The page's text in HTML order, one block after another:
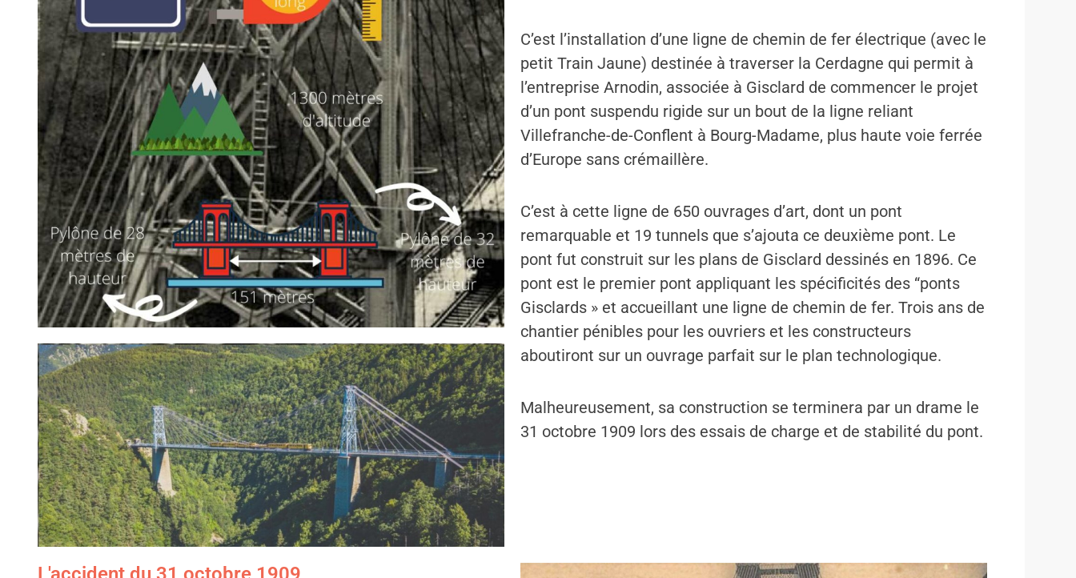
C’est l’installation d’une ligne de chemin de fer électrique (avec le
petit Train Jaune) destinée à traverser la Cerdagne qui permit à
l’entreprise Arnodin, associée à Gisclard de commencer le projet
d’un pont suspendu rigide sur un bout de la ligne reliant
Villefranche-de-Conflent à Bourg-Madame, plus haute voie ferrée
d’Europe sans crémaillère.
C’est à cette ligne de 650 ouvrages d’art, dont un pont
remarquable et 19 tunnels que s’ajouta ce deuxième pont. Le
pont fut construit sur les plans de Gisclard dessinés en 1896. Ce
pont est le premier pont appliquant les spécificités des “ponts
Gisclards » et accueillant une ligne de chemin de fer. Trois ans de
chantier pénibles pour les ouvriers et les constructeurs
aboutiront sur un ouvrage parfait sur le plan technologique.
Malheureusement, sa construction se terminera par un drame le
31 octobre 1909 lors des essais de charge et de stabilité du pont.